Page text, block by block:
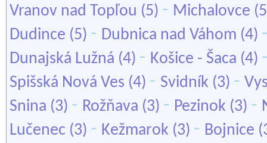
Vranov nad Topľou (5) - Michalovce
Dudince (5) - Dubnica nad Váhom (4)
Dunajská Lužná (4) - Košice - Šaca (4)
Spišská Nová Ves (4) - Svidník (3) -
Snina (3) - Rožňava (3) - Pezinok (3) -
Lučenec (3) - Kežmarok (3) - Bojnice